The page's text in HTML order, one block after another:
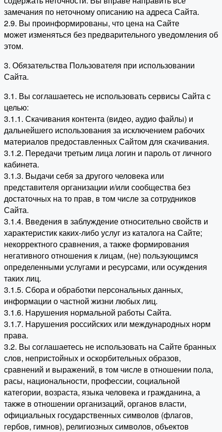
замечания по неточному описанию на адреса Сайта.
2.9. Вы проинформированы, что цена на Сайте
может изменяться без предварительного уведомления об
этом.
3. Обязательства Пользователя при использовании
Сайта.
3.1. Вы соглашаетесь не использовать сервисы Сайта с
целью:
3.1.1. Скачивания контента (видео, аудио файлы) и
дальнейшего использования за исключением рабочих
материалов предоставленных Сайтом для скачивания.
3.1.2. Передачи третьим лица логин и пароль от личного
кабинета.
3.1.3. Выдачи себя за другого человека или
представителя организации и/или сообщества без
достаточных на то прав, в том числе за сотрудников
Сайта.
3.1.4. Введения в заблуждение относительно свойств и
характеристик каких-либо услуг из каталога на Сайте;
некорректного сравнения, а также формирования
негативного отношения к лицам, (не) пользующимся
определенными услугами и ресурсами, или осуждения
таких лиц.
3.1.5. Сбора и обработки персональных данных,
информации о частной жизни любых лиц.
3.1.6. Нарушения нормальной работы Сайта.
3.1.7. Нарушения российских или международных норм
права.
3.2. Вы соглашаетесь не использовать на Сайте бранных
слов, непристойных и оскорбительных образов,
сравнений и выражений, в том числе в отношении пола,
расы, национальности, профессии, социальной
категории, возраста, языка человека и гражданина, а
также в отношении организаций, органов власти,
официальных государственных символов (флагов,
гербов, гимнов), религиозных символов, объектов